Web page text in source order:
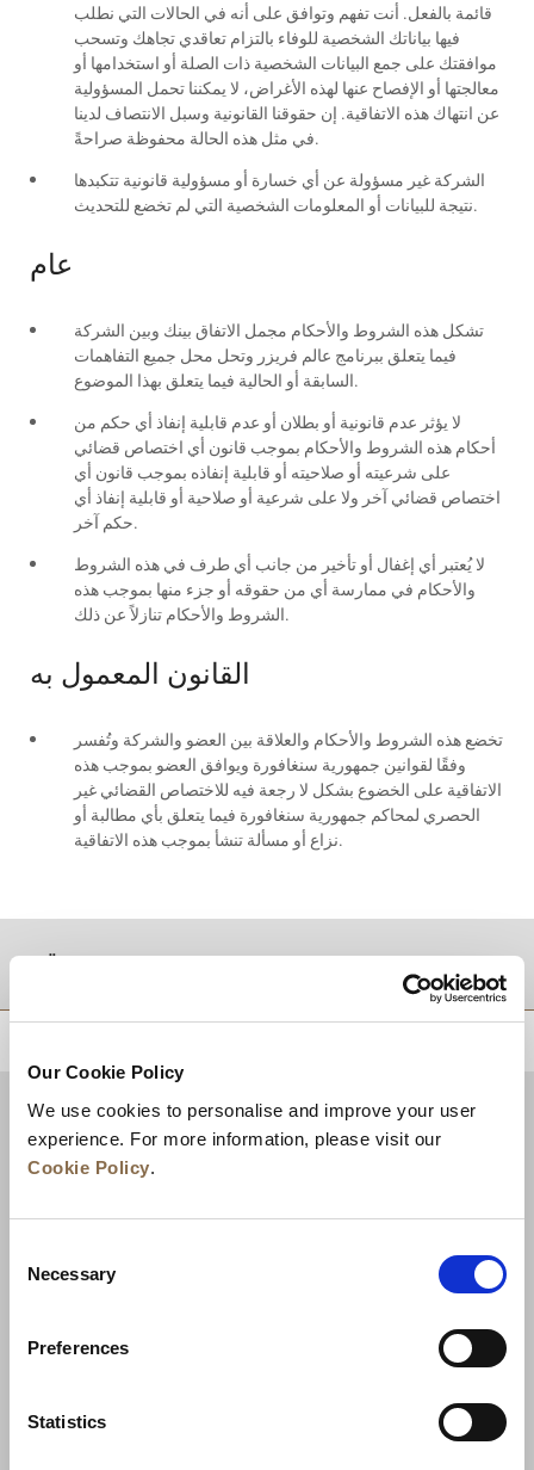
Our Cookie Policy
We use cookies to personalise and improve your user
experience. For more information, please visit our
Cookie Policy.
Selection
Necessary
Preferences
Statistics
قائمة بالفعل. أنت تفهم وتوافق على أنه في الحالات التي نطلب
فيها بياناتك الشخصية للوفاء بالتزام تعاقدي تجاهك وتسحب
موافقتك على جمع البيانات الشخصية ذات الصلة أو استخدامها أو
معالجتها أو الإفصاح عنها لهذه الأغراض، لا يمكننا تحمل المسؤولية
عن انتهاك هذه الاتفاقية. إن حقوقنا القانونية وسبل الانتصاف لدينا
في مثل هذه الحالة محفوظة صراحةً.
الشركة غير مسؤولة عن أي خسارة أو مسؤولية قانونية تتكبدها
نتيجة للبيانات أو المعلومات الشخصية التي لم تخضع للتحديث.
عام
تشكل هذه الشروط والأحكام مجمل الاتفاق بينك وبين الشركة
فيما يتعلق ببرنامج عالم فريزر وتحل محل جميع التفاهمات
السابقة أو الحالية فيما يتعلق بهذا الموضوع.
لا يؤثر عدم قانونية أو بطلان أو عدم قابلية إنفاذ أي حكم من
أحكام هذه الشروط والأحكام بموجب قانون أي اختصاص قضائي
على شرعيته أو صلاحيته أو قابلية إنفاذه بموجب قانون أي
اختصاص قضائي آخر ولا على شرعية أو صلاحية أو قابلية إنفاذ أي
حكم آخر.
لا يُعتبر أي إغفال أو تأخير من جانب أي طرف في هذه الشروط
والأحكام في ممارسة أي من حقوقه أو جزء منها بموجب هذه
الشروط والأحكام تنازلاً عن ذلك.
القانون المعمول به
تخضع هذه الشروط والأحكام والعلاقة بين العضو والشركة وتُفسر
وفقًا لقوانين جمهورية سنغافورة ويوافق العضو بموجب هذه
الاتفاقية على الخضوع بشكل لا رجعة فيه للاختصاص القضائي غير
الحصري لمحاكم جمهورية سنغافورة فيما يتعلق بأي مطالبة أو
نزاع أو مسألة تنشأ بموجب هذه الاتفاقية.
موقع